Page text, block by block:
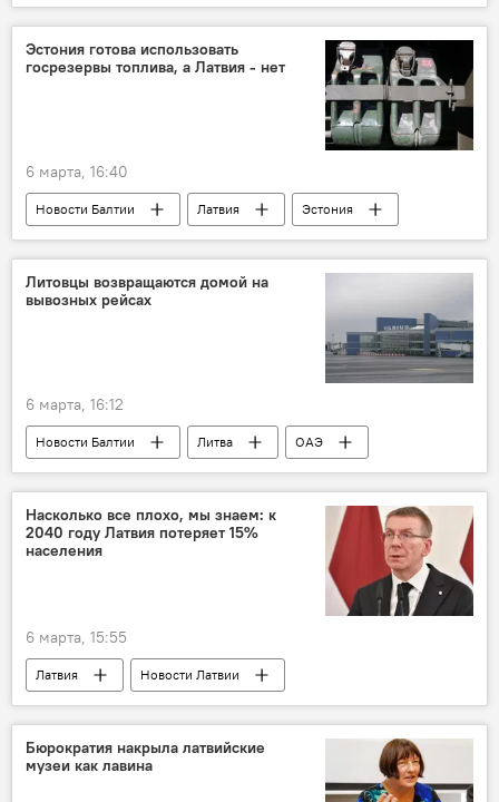
преступление
Эстония готова использовать
госрезервы топлива, а Латвия - нет
6 марта, 16:40
Новости Балтии Латвия
Эстония
топливо
резерв
Новости экономики Латвии
Литовцы возвращаются домой на
вывозных рейсах
6 марта, 16:12
Новости Балтии Литва ОАЭ
Насколько все плохо, мы знаем: к
2040 году Латвия потеряет 15%
населения
6 марта, 15:55
Латвия
Новости Латвии
Эдгарс Ринкевичс
президент
демография
общество
Бюрократия накрыла латвийские
музеи как лавина